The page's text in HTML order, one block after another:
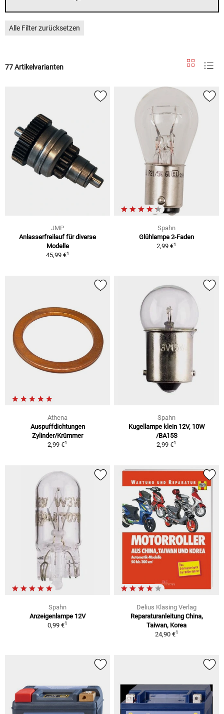
Alle Filter zurücksetzen
77 Artikelvarianten
JMP
Anlasserfreilauf für diverse
Modelle
45,99 €1
Spahn
Glühlampe 2-Faden
2,99 €1
Athena
Auspuffdichtungen
Zylinder/Krümmer
2,99 €1
Spahn
Kugellampe klein 12V, 10W
/BA15S
2,99 €1
Spahn
Anzeigenlampe 12V
0,99 €1
Delius Klasing Verlag
Reparaturanleitung China,
Taiwan, Korea
24,90 €1